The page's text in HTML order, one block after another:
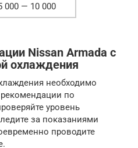
000 — 10 000
Nissan Armada с
охлаждения
необходимо
по
уровень
за показаниями
проводите